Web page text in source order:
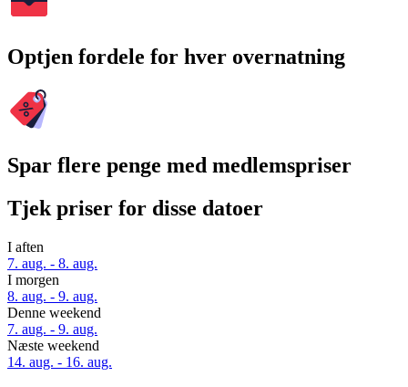
Optjen fordele for hver overnatning
Spar flere penge med medlemspriser
Tjek priser for disse datoer
I aften
7. aug. - 8. aug.
I morgen
8. aug. - 9. aug.
Denne weekend
7. aug. - 9. aug.
Næste weekend
14. aug. - 16. aug.